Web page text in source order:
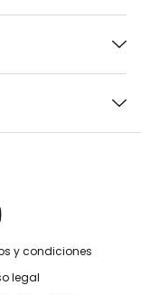
y condiciones
legal